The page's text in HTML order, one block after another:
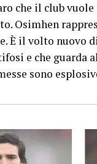
che il club
Osimhen
È il volto nuovo
e che guarda
sono